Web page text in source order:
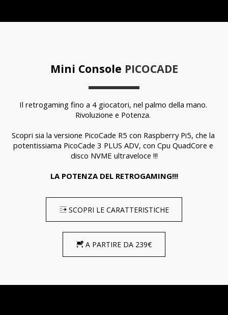
Mini Console PICOCADE
Il retrogaming fino a 4 giocatori, nel palmo della mano.
Rivoluzione e Potenza.
Scopri sia la versione PicoCade R5 con Raspberry Pi5, che la
potentissiama PicoCade 3 PLUS ADV, con Cpu QuadCore e
disco NVME ultraveloce !!!
LA POTENZA DEL RETROGAMING!!!
SCOPRI LE CARATTERISTICHE
A PARTIRE DA 239€